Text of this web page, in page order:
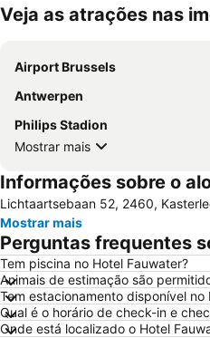
Veja as atrações nas
Airport Brussels
Antwerpen
Philips Stadion
Mostrar mais
Informações sobre o
Lichtaartsebaan 52, 2460,
Mostrar mais
Perguntas frequentes
Tem piscina no Hotel Fauwater?
Animais de estimação são
Tem estacionamento disponível no
Qual é o horário de check-in e
Onde está localizado o Hotel